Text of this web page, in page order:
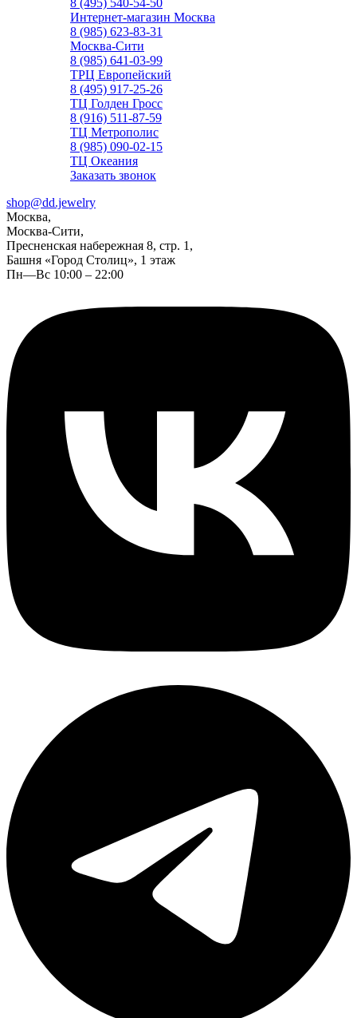
8 (495) 540-54-50
Интернет-магазин Москва
8 (985) 623-83-31
Москва-Сити
8 (985) 641-03-99
ТРЦ Европейский
8 (495) 917-25-26
ТЦ Голден Гросс
8 (916) 511-87-59
ТЦ Метрополис
8 (985) 090-02-15
ТЦ Океания
Заказать звонок
shop@dd.jewelry
Москва,
Москва-Сити,
Пресненская набережная 8, стр. 1,
Башня «Город Столиц», 1 этаж
Пн—Вс 10:00 – 22:00